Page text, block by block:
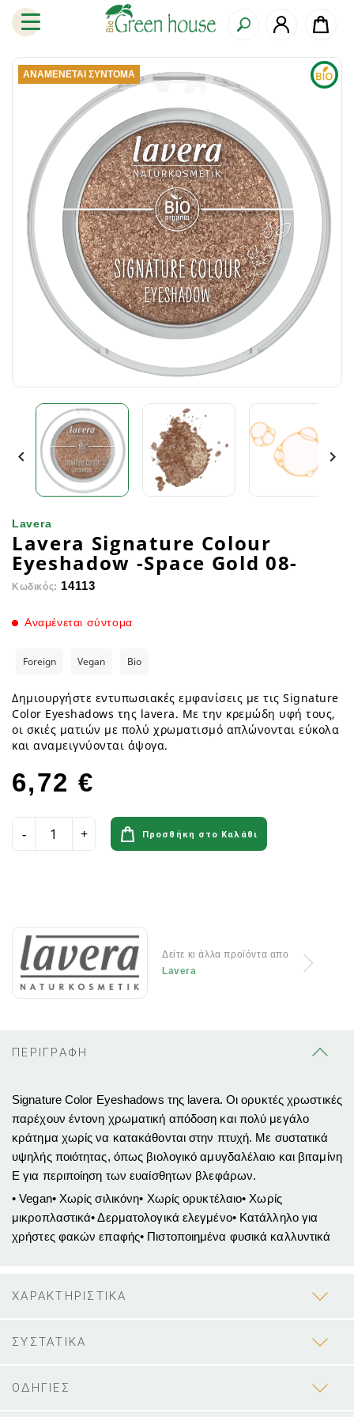
ΑΝΑΜΈΝΕΤΑΙ ΣΎΝΤΟΜΑ
 
Lavera
Lavera Signature Colour
Eyeshadow -Space Gold 08-
Κωδικός: 14113
Αναμένεται σύντομα
Foreign Vegan Bio
Δημιουργήστε εντυπωσιακές εμφανίσεις με τις Signature
Color Eyeshadows της lavera. Με την κρεμώδη υφή τους,
οι σκιές ματιών με πολύ χρωματισμό απλώνονται εύκολα
και αναμειγνύονται άψογα.
6,72 €
Προσθήκη στο Καλάθι
Δείτε κι άλλα προϊόντα απο
Lavera
ΠΕΡΙΓΡΑΦΗ
Signature Color Eyeshadows της lavera. Οι ορυκτές χρωστικές
παρέχουν έντονη χρωματική απόδοση και πολύ μεγάλο
κράτημα χωρίς να κατακάθονται στην πτυχή. Με συστατικά
υψηλής ποιότητας, όπως βιολογικό αμυγδαλέλαιο και βιταμίνη
Ε για περιποίηση των ευαίσθητων βλεφάρων.
• Vegan• Χωρίς σιλικόνη• Χωρίς ορυκτέλαιο• Χωρίς
μικροπλαστικά• Δερματολογικά ελεγμένο• Κατάλληλο για
χρήστες φακών επαφής• Πιστοποιημένα φυσικά καλλυντικά
ΧΑΡΑΚΤΗΡΙΣΤΙΚΑ
ΣΥΣΤΑΤΙΚΑ
ΟΔΗΓΙΕΣ